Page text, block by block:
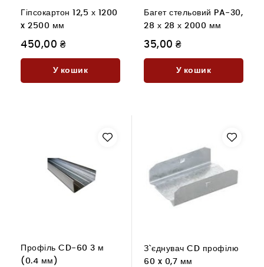
Гіпсокартон 12,5 х 1200
x 2500 мм
450,00 ₴
У кошик
Багет стельовий PA-30,
28 х 28 х 2000 мм
35,00 ₴
У кошик
Профіль CD-60 3 м
(0.4 мм)
З`єднувач CD профілю
60 x 0,7 мм